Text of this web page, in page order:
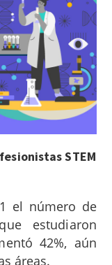
STEM
el número de
estudiaron
42%, aún
áreas.